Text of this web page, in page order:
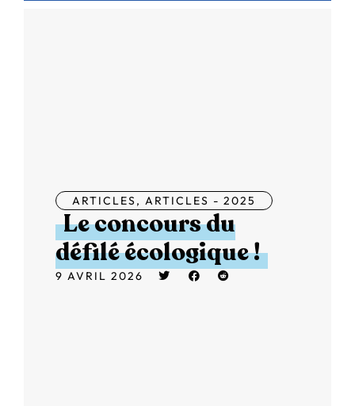
ARTICLES, ARTICLES - 2025
Le concours du
défilé écologique !
9 AVRIL 2026